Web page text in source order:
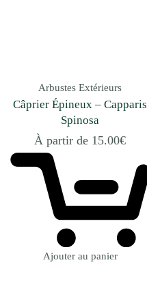
Arbustes Extérieurs
Câprier Épineux – Capparis
Spinosa
À partir de 15.00€
Ajouter au panier